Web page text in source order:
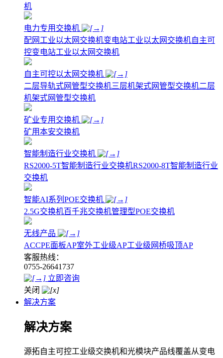
机
电力专用交换机
配网工业以太网交换机变电站工业以太网交换机自主可
控变电站工业以太网交换机
自主可控以太网交换机
二层导轨式网管型交换机三层机架式网管型交换机二层
机架式网管型交换机
矿业专用交换机
矿用本安交换机
智能制造行业交换机
RS2000-5T智能制造行业交换机RS2000-8T智能制造行业
交换机
智能AI系列POE交换机
2.5G交换机百千兆交换机管理型POE交换机
无线产品
ACCPE面板AP室外工业级AP工业级网桥吸顶AP
客服热线：
0755-26641737
立即咨询
关闭
解决方案
解决方案
源拓自主可控工业级交换机和光模块产品线覆盖从变电